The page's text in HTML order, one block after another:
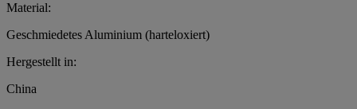
Material:
Geschmiedetes Aluminium (harteloxiert)
Hergestellt in:
China